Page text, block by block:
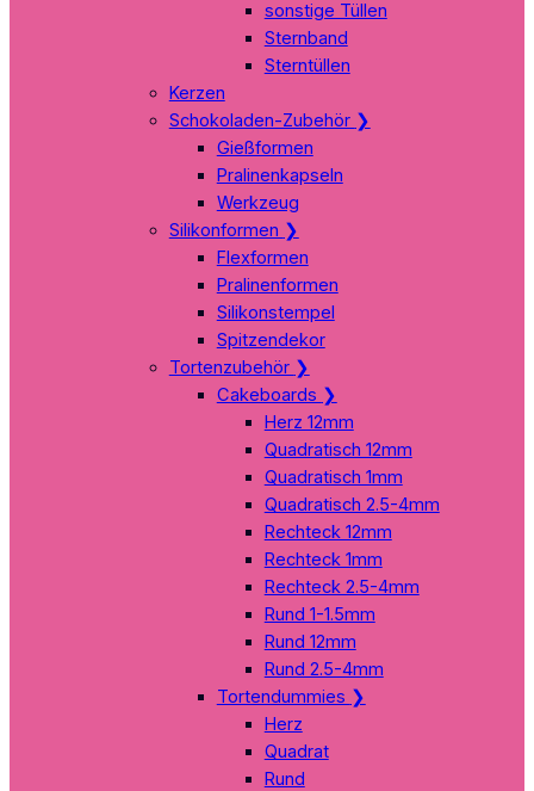
sonstige Tüllen
Sternband
Sterntüllen
Kerzen
Schokoladen-Zubehör ❯
Gießformen
Pralinenkapseln
Werkzeug
Silikonformen ❯
Flexformen
Pralinenformen
Silikonstempel
Spitzendekor
Tortenzubehör ❯
Cakeboards ❯
Herz 12mm
Quadratisch 12mm
Quadratisch 1mm
Quadratisch 2.5-4mm
Rechteck 12mm
Rechteck 1mm
Rechteck 2.5-4mm
Rund 1-1.5mm
Rund 12mm
Rund 2.5-4mm
Tortendummies ❯
Herz
Quadrat
Rund